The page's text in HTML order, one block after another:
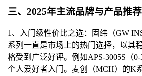
三、2025年主流品牌与产品推荐
1、入门级性价比之选：固纬（GW
系列一直是市场上的热门选择，以其
格受到广泛好评。例如APS-3005S（
个人爱好者入门。麦创（MCH）的K